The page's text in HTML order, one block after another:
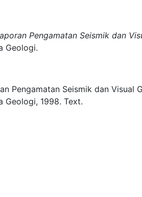
Pengamatan Seismik dan
Geologi.
Pengamatan Seismik dan Visual
Geologi, 1998. Text.